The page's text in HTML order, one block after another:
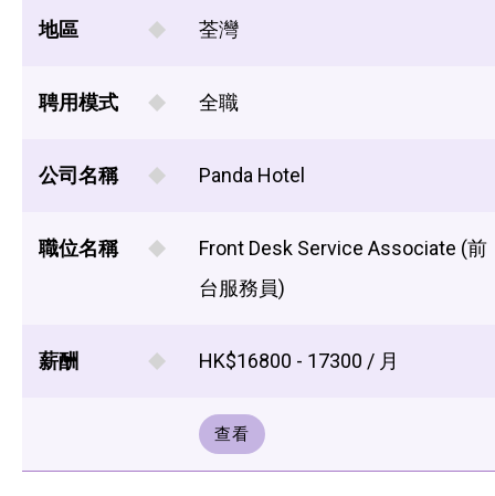
地區 荃灣
聘用模式 全職
公司名稱 Panda Hotel
職位名稱
Front Desk Service Associate (前
台服務員)
薪酬 HK$16800 - 17300 / 月
查看